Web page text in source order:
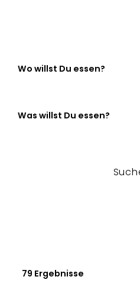
Wo willst Du essen?
Was willst Du essen?
79 Ergebnisse